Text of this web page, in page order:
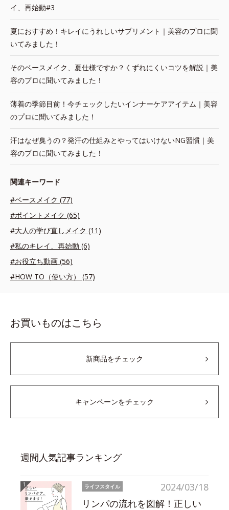
イ、再始動#3
夏におすすめ！キレイにうれしいサプリメント｜美容のプロに聞
いてみました！
そのベースメイク、夏仕様ですか？くずれにくいコツを解説｜美
容のプロに聞いてみました！
薄着の季節目前！今チェックしたいインナーケアアイテム｜美容
のプロに聞いてみました！
汗はなぜ臭うの？発汗の仕組みとやってはいけないNG習慣｜美
容のプロに聞いてみました！
関連キーワード
#ベースメイク (77)
#ポイントメイク (65)
#大人の学び直しメイク (11)
#私のキレイ、再始動 (6)
#お役立ち動画 (56)
#HOW TO（使い方） (57)
お買いものはこちら
新商品をチェック
キャンペーンをチェック
週間人気記事ランキング
2024/03/18
ライフスタイル
リンパの流れを図解！正しい